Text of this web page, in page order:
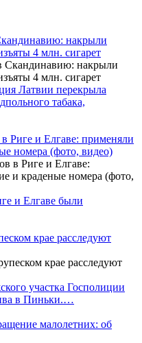
накрыли
4 млн. сигарет
Латвии перекрыла
табака,
Риге и Елгаве: применяли
номера (фото, видео)
и Елгаве были
крае расследуют
участка Госполиции
в Пиньки.…
малолетних: об